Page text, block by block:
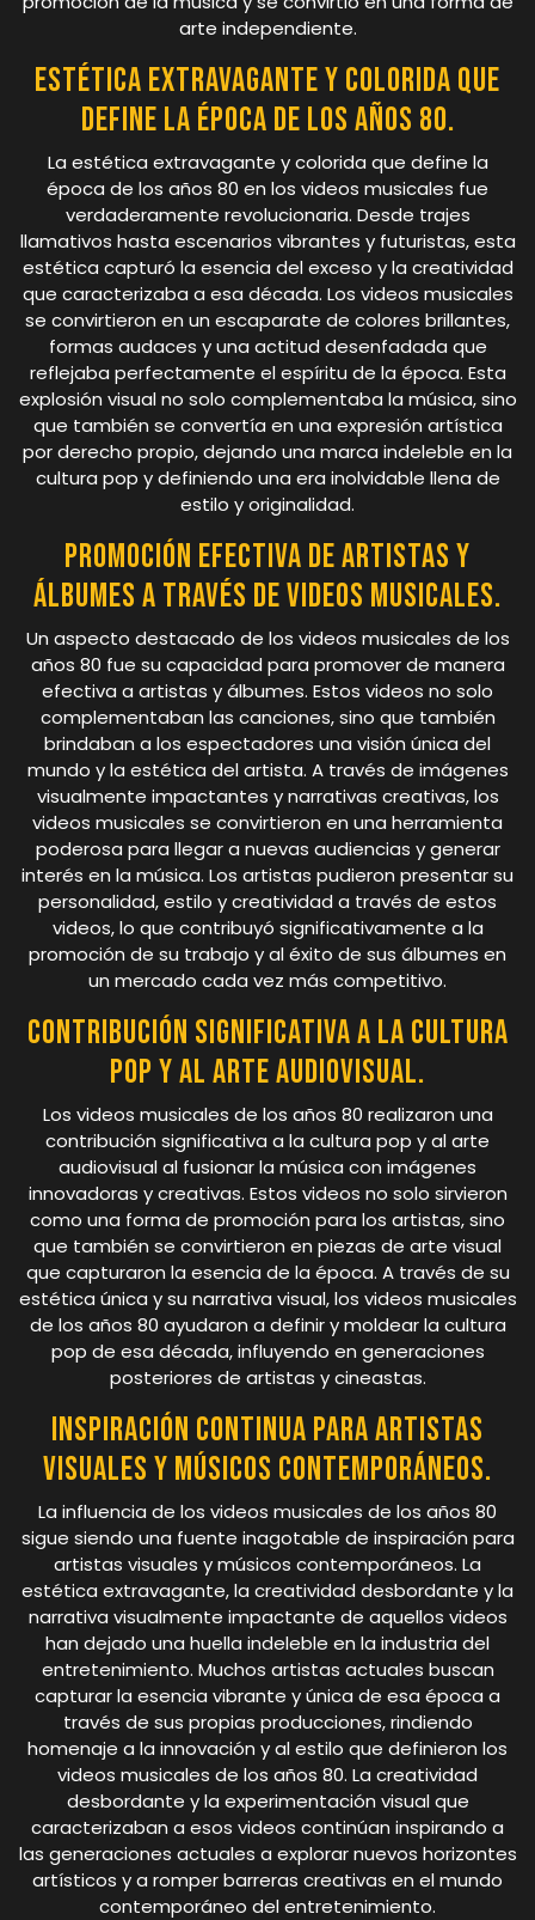
arte independiente.
Estética extravagante y colorida que
define la época de los años 80.
La estética extravagante y colorida que define la
época de los años 80 en los videos musicales fue
verdaderamente revolucionaria. Desde trajes
llamativos hasta escenarios vibrantes y futuristas, esta
estética capturó la esencia del exceso y la creatividad
que caracterizaba a esa década. Los videos musicales
se convirtieron en un escaparate de colores brillantes,
formas audaces y una actitud desenfadada que
reflejaba perfectamente el espíritu de la época. Esta
explosión visual no solo complementaba la música, sino
que también se convertía en una expresión artística
por derecho propio, dejando una marca indeleble en la
cultura pop y definiendo una era inolvidable llena de
estilo y originalidad.
Promoción efectiva de artistas y
álbumes a través de videos musicales.
Un aspecto destacado de los videos musicales de los
años 80 fue su capacidad para promover de manera
efectiva a artistas y álbumes. Estos videos no solo
complementaban las canciones, sino que también
brindaban a los espectadores una visión única del
mundo y la estética del artista. A través de imágenes
visualmente impactantes y narrativas creativas, los
videos musicales se convirtieron en una herramienta
poderosa para llegar a nuevas audiencias y generar
interés en la música. Los artistas pudieron presentar su
personalidad, estilo y creatividad a través de estos
videos, lo que contribuyó significativamente a la
promoción de su trabajo y al éxito de sus álbumes en
un mercado cada vez más competitivo.
Contribución significativa a la cultura
pop y al arte audiovisual.
Los videos musicales de los años 80 realizaron una
contribución significativa a la cultura pop y al arte
audiovisual al fusionar la música con imágenes
innovadoras y creativas. Estos videos no solo sirvieron
como una forma de promoción para los artistas, sino
que también se convirtieron en piezas de arte visual
que capturaron la esencia de la época. A través de su
estética única y su narrativa visual, los videos musicales
de los años 80 ayudaron a definir y moldear la cultura
pop de esa década, influyendo en generaciones
posteriores de artistas y cineastas.
Inspiración continua para artistas
visuales y músicos contemporáneos.
La influencia de los videos musicales de los años 80
sigue siendo una fuente inagotable de inspiración para
artistas visuales y músicos contemporáneos. La
estética extravagante, la creatividad desbordante y la
narrativa visualmente impactante de aquellos videos
han dejado una huella indeleble en la industria del
entretenimiento. Muchos artistas actuales buscan
capturar la esencia vibrante y única de esa época a
través de sus propias producciones, rindiendo
homenaje a la innovación y al estilo que definieron los
videos musicales de los años 80. La creatividad
desbordante y la experimentación visual que
caracterizaban a esos videos continúan inspirando a
las generaciones actuales a explorar nuevos horizontes
artísticos y a romper barreras creativas en el mundo
contemporáneo del entretenimiento.